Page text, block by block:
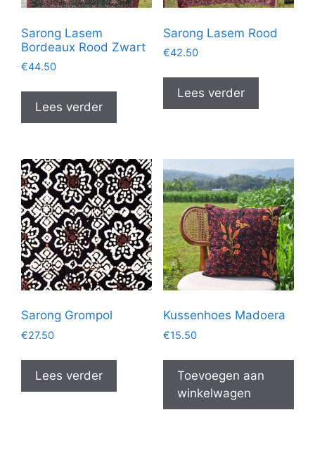
Sarong Lasem
Bordeaux Rood Zwart
€44.50
Lees verder
Sarong Lasem Rood
€42.50
Lees verder
Sarong Grompol
€27.50
Lees verder
Kussenhoes Madoera
€15.50
Toevoegen aan
winkelwagen